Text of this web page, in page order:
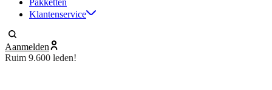
Klantenservice
Aanmelden
Ruim 9.600 leden!